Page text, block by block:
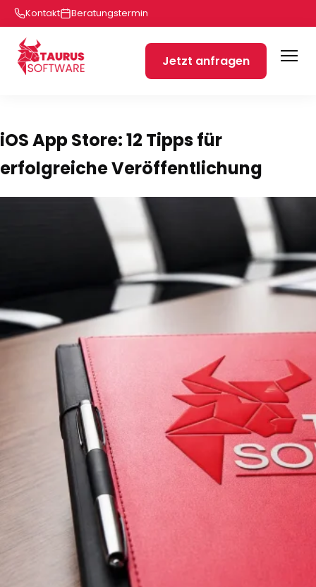
Kontakt Beratungstermin
Jetzt anfragen
iOS App Store: 12 Tipps für
erfolgreiche Veröffentlichung